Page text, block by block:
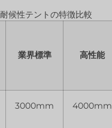
耐候性テントの特徴比較
業界標準 高性能
3000mm 4000mm